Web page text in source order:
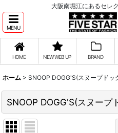
大阪南堀江にあるセレ
MENU
HOME NEW WEB UP BRAND
ホーム > SNOOP DOGG'S(スヌープドッ
SNOOP DOGG'S(スヌープ